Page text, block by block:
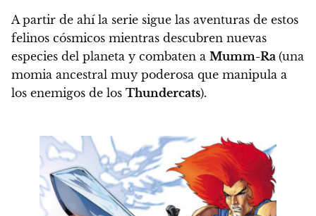
A partir de ahí la serie sigue las aventuras de estos
felinos cósmicos mientras descubren nuevas
especies del planeta y combaten a Mumm-Ra (una
momia ancestral muy poderosa que manipula a
los enemigos de los Thundercats).